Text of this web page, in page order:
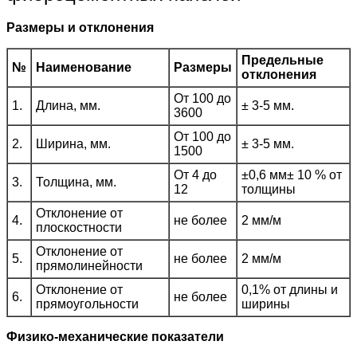
Размеры и отклонения
№ Наименование Размеры
Предельные
отклонения
1. Длина, мм.
От 100 до
3600
± 3-5 мм.
2. Ширина, мм.
От 100 до
1500
± 3-5 мм.
3. Толщина, мм.
От 4 до
12
±0,6 мм± 10 % от
толщины
4.
Отклонение от
плоскостности
не более 2 мм/м
5.
Отклонение от
прямолинейности
не более 2 мм/м
6.
Отклонение от
прямоугольности
не более
0,1% от длины и
ширины
Физико-механические показатели